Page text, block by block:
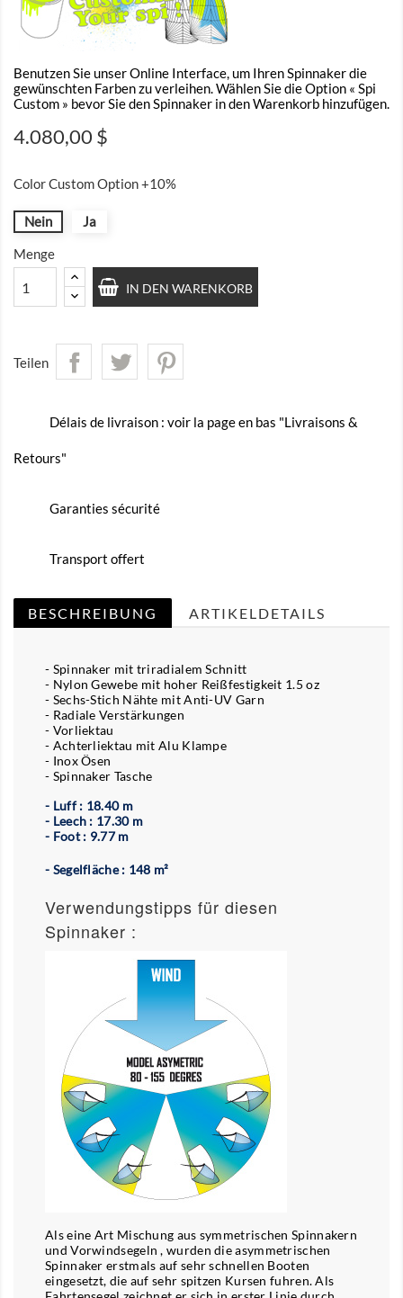
Benutzen Sie unser Online Interface, um Ihren Spinnaker die
gewünschten Farben zu verleihen. Wählen Sie die Option « Spi
Custom » bevor Sie den Spinnaker in den Warenkorb hinzufügen.
4.080,00 $
Color Custom Option +10%
Nein
Ja
Menge
IN DEN WARENKORB
Teilen
Délais de livraison : voir la page en bas "Livraisons &
Retours"
Garanties sécurité
Transport offert
BESCHREIBUNG ARTIKELDETAILS
- Spinnaker mit triradialem Schnitt
- Nylon Gewebe mit hoher Reißfestigkeit 1.5 oz
- Sechs-Stich Nähte mit Anti-UV Garn
- Radiale Verstärkungen
- Vorliektau
- Achterliektau mit Alu Klampe
- Inox Ösen
- Spinnaker Tasche
- Luff : 18.40 m
- Leech : 17.30 m
- Foot : 9.77 m
- Segelfläche : 148 m²
Verwendungstipps für diesen
Spinnaker :
Als eine Art Mischung aus symmetrischen Spinnakern
und Vorwindsegeln , wurden die asymmetrischen
Spinnaker erstmals auf sehr schnellen Booten
eingesetzt, die auf sehr spitzen Kursen fuhren. Als